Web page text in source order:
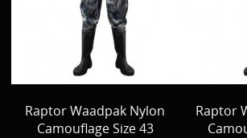
Raptor Waadpak Nylon
Camouflage Size 43
Raptor